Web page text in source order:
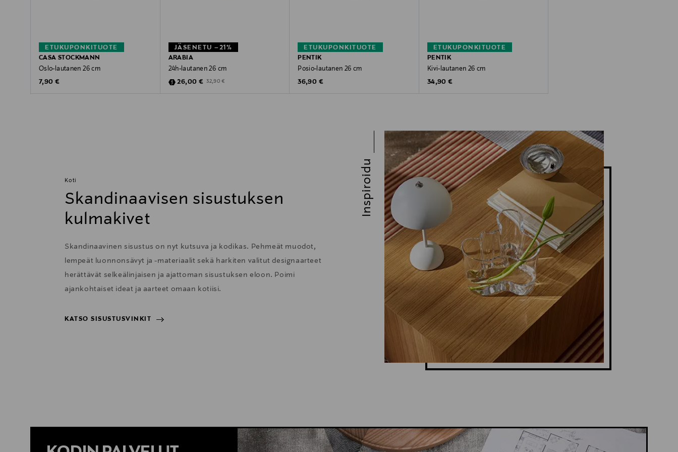
ETUKUPONKITUOTE
CASA STOCKMANN
Oslo-lautanen 26 cm
Original Price
7,90 €
JÄSENETU –21%
ARABIA
24h-lautanen 26 cm
Discounted Price
26,00 € Original Price
32,90 €
ETUKUPONKITUOTE
PENTIK
Posio-lautanen 26 cm
Original Price
36,90 €
ETUKUPONKITUOTE
PENTIK
Kivi-lautanen 26 cm
Original Price
34,90 €
Koti
Skandinaavisen sisustuksen
kulmakivet
Skandinaavinen sisustus on nyt kutsuva ja kodikas. Pehmeät muodot,
lempeät luonnonsävyt ja -materiaalit sekä harkiten valitut designaarteet
herättävät selkeälinjaisen ja ajattoman sisustuksen eloon. Poimi
ajankohtaiset ideat ja aarteet omaan kotiisi.
KATSO SISUSTUSVINKIT
Inspiroidu